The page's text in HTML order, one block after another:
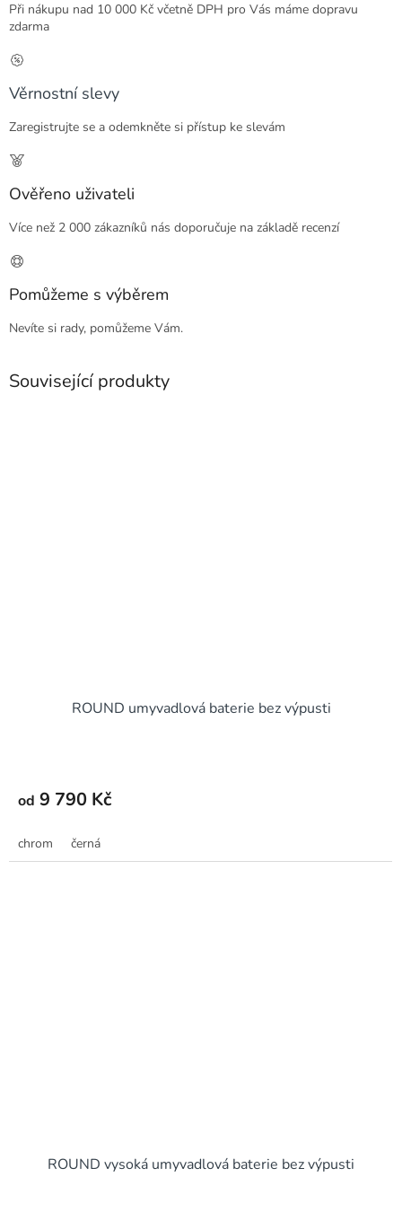
Při nákupu nad 10 000 Kč včetně DPH pro Vás máme dopravu
zdarma
Věrnostní slevy
Zaregistrujte se a odemkněte si přístup ke slevám
Ověřeno uživateli
Více než 2 000 zákazníků nás doporučuje na základě recenzí
Pomůžeme s výběrem
Nevíte si rady, pomůžeme Vám.
Související produkty
ROUND umyvadlová baterie bez výpusti
od 9 790 Kč
chrom černá
ROUND vysoká umyvadlová baterie bez výpusti